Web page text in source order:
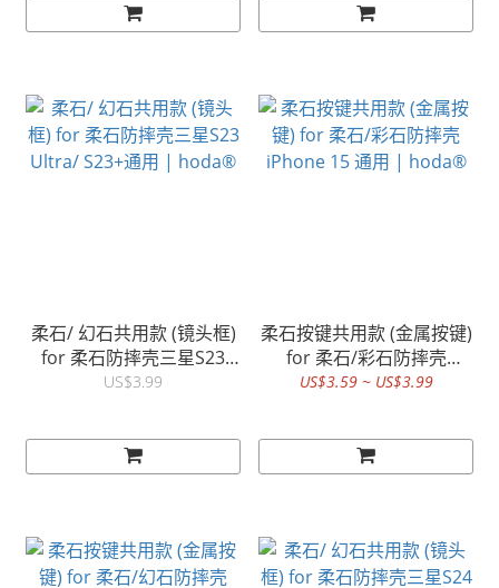
柔石/ 幻石共用款 (镜头框)
for 柔石防摔壳三星S23
Ultra/ S23+通用 | hoda®
US$3.99
柔石按键共用款 (金属按键)
for 柔石/彩石防摔壳
iPhone 15 通用 | hoda®
US$3.59 ~ US$3.99